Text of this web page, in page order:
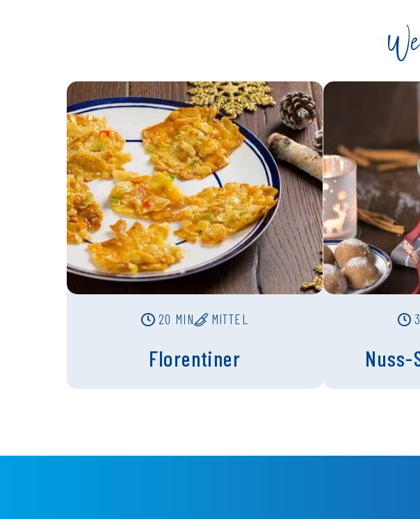
20 MIN MITTEL
Florentiner Nuss-